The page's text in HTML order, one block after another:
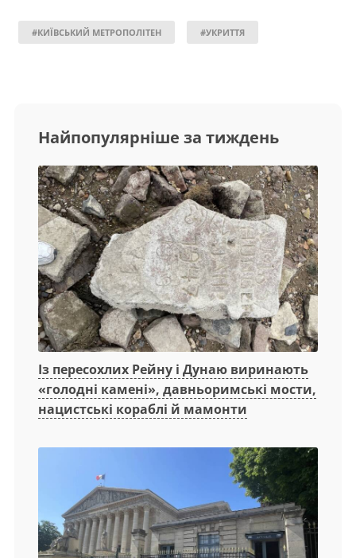
#КИЇВСЬКИЙ МЕТРОПОЛІТЕН #УКРИТТЯ
Найпопулярніше за тиждень
Із пересохлих Рейну і Дунаю виринають
«голодні камені», давньоримські мости,
нацистські кораблі й мамонти